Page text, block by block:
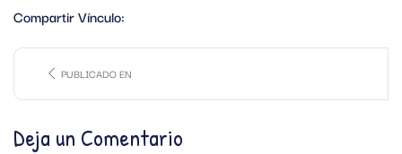
Compartir Vínculo:
PUBLICADO EN
Deja un Comentario